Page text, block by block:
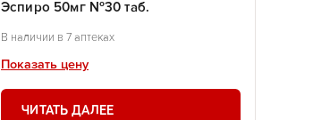
Эспиро 50мг №30 таб.
В наличии в 7 аптеках
Показать цену
ЧИТАТЬ ДАЛЕЕ